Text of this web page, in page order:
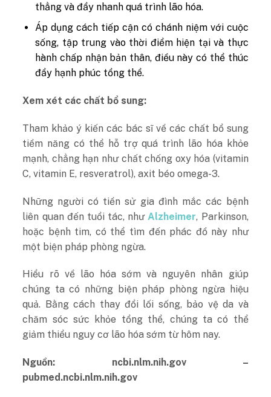
thẳng và đẩy nhanh quá trình lão hóa.
Áp dụng cách tiếp cận có chánh niệm với cuộc
sống, tập trung vào thời điểm hiện tại và thực
hành chấp nhận bản thân, điều này có thể thúc
đẩy hạnh phúc tổng thể.
Xem xét các chất bổ sung:
Tham khảo ý kiến ​​các bác sĩ về các chất bổ sung
tiềm năng có thể hỗ trợ quá trình lão hóa khỏe
mạnh, chẳng hạn như chất chống oxy hóa (vitamin
C, vitamin E, resveratrol), axit béo omega-3.
Những người có tiền sử gia đình mắc các bệnh
liên quan đến tuổi tác, như Alzheimer, Parkinson,
hoặc bệnh tim, có thể tìm đến phác đồ này như
một biện pháp phòng ngừa.
Hiểu rõ về lão hóa sớm và nguyên nhân giúp
chúng ta có những biện pháp phòng ngừa hiệu
quả. Bằng cách thay đổi lối sống, bảo vệ da và
chăm sóc sức khỏe tổng thể, chúng ta có thể
giảm thiểu nguy cơ lão hóa sớm từ hôm nay.
Nguồn: ncbi.nlm.nih.gov –
pubmed.ncbi.nlm.nih.gov